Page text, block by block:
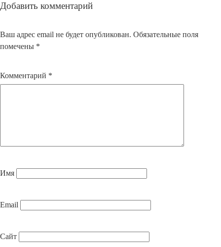
Добавить комментарий
Ваш адрес email не будет опубликован. Обязательные поля
помечены *
Комментарий *
Имя
Email
Сайт